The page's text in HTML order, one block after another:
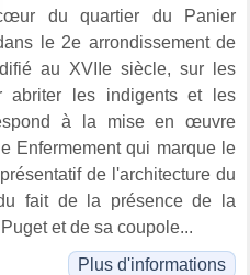
du quartier du Panier
le 2e arrondissement de
au XVIIe siècle, sur les
abriter les indigents et les
à la mise en œuvre
Enfermement qui marque le
de l'architecture du
fait de la présence de la
et de sa coupole...
Plus d'informations